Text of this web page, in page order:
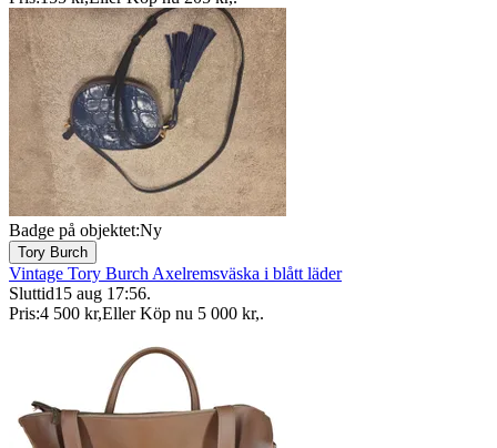
Badge på objektet:Ny
Tory Burch
Vintage Tory Burch Axelremsväska i blått läder
Sluttid15 aug 17:56.
Pris:4 500 kr,Eller Köp nu 5 000 kr,.